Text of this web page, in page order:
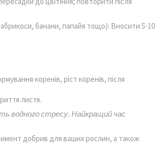
банани, папайя тощо): Вносити 5-10
коренів, ріст коренів, після
листя.
водного стресу. Найкращий час
добрив для ваших рослин, а також